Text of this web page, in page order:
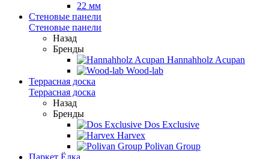
22 мм
Стеновые панели
Стеновые панели
Назад
Бренды
Hannahholz Acupan
Wood-lab
Террасная доска
Террасная доска
Назад
Бренды
Dos Exclusive
Harvex
Polivan Group
Паркет Ёлка